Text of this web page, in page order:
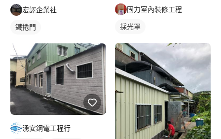
宏譯企業社
鐵捲門
湧安鋼電工程行
固力室內裝修工程
採光罩